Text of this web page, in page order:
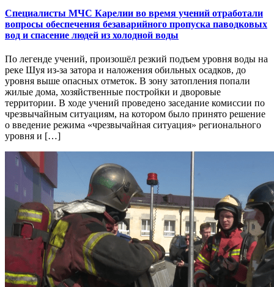
Специалисты МЧС Карелии во время учений отработали
вопросы обеспечения безаварийного пропуска паводковых
вод и спасение людей из холодной воды
По легенде учений, произошёл резкий подъем уровня воды на
реке Шуя из-за затора и наложения обильных осадков, до
уровня выше опасных отметок. В зону затопления попали
жилые дома, хозяйственные постройки и дворовые
территории. В ходе учений проведено заседание комиссии по
чрезвычайным ситуациям, на котором было принято решение
о введение режима «чрезвычайная ситуация» регионального
уровня и […]